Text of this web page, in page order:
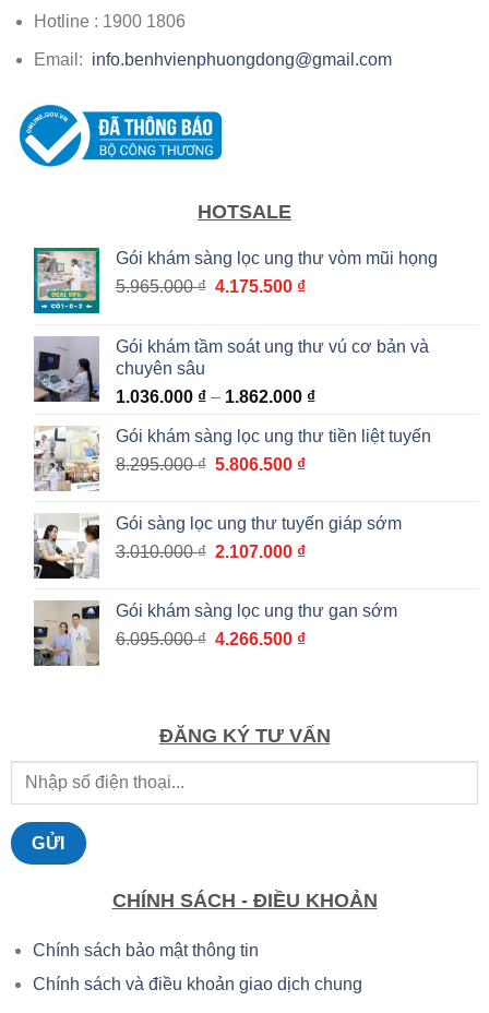
Hotline : 1900 1806
Email: info.benhvienphuongdong@gmail.com
HOTSALE
Gói khám sàng lọc ung thư vòm mũi họng
5.965.000₫ Giá
5.965.000 ₫.
4.175.500 ₫Giá
là:
Gói khám tầm soát ung thư vú cơ bản và
chuyên sâu
1.036.000 ₫ – 1.862.000 ₫Khoảng
từ
Gói khám sàng lọc ung thư tiền liệt tuyến
8.295.000₫ Giá
8.295.000 ₫.
5.806.500 ₫Giá
là:
5.806.500 ₫.
Gói sàng lọc ung thư tuyến giáp sớm
3.010.000₫ Giá
3.010.000 ₫.
2.107.000 ₫Giá
là:
2.107.000 ₫.
Gói khám sàng lọc ung thư gan sớm
6.095.000₫ Giá
4.266.500 ₫Giá
4.266.500 ₫.
CHÍNH SÁCH - ĐIỀU KHOẢN
Chính sách bảo mật thông tin
Chính sách và điều khoản giao dịch chung
ĐĂNG KÝ TƯ VẤN